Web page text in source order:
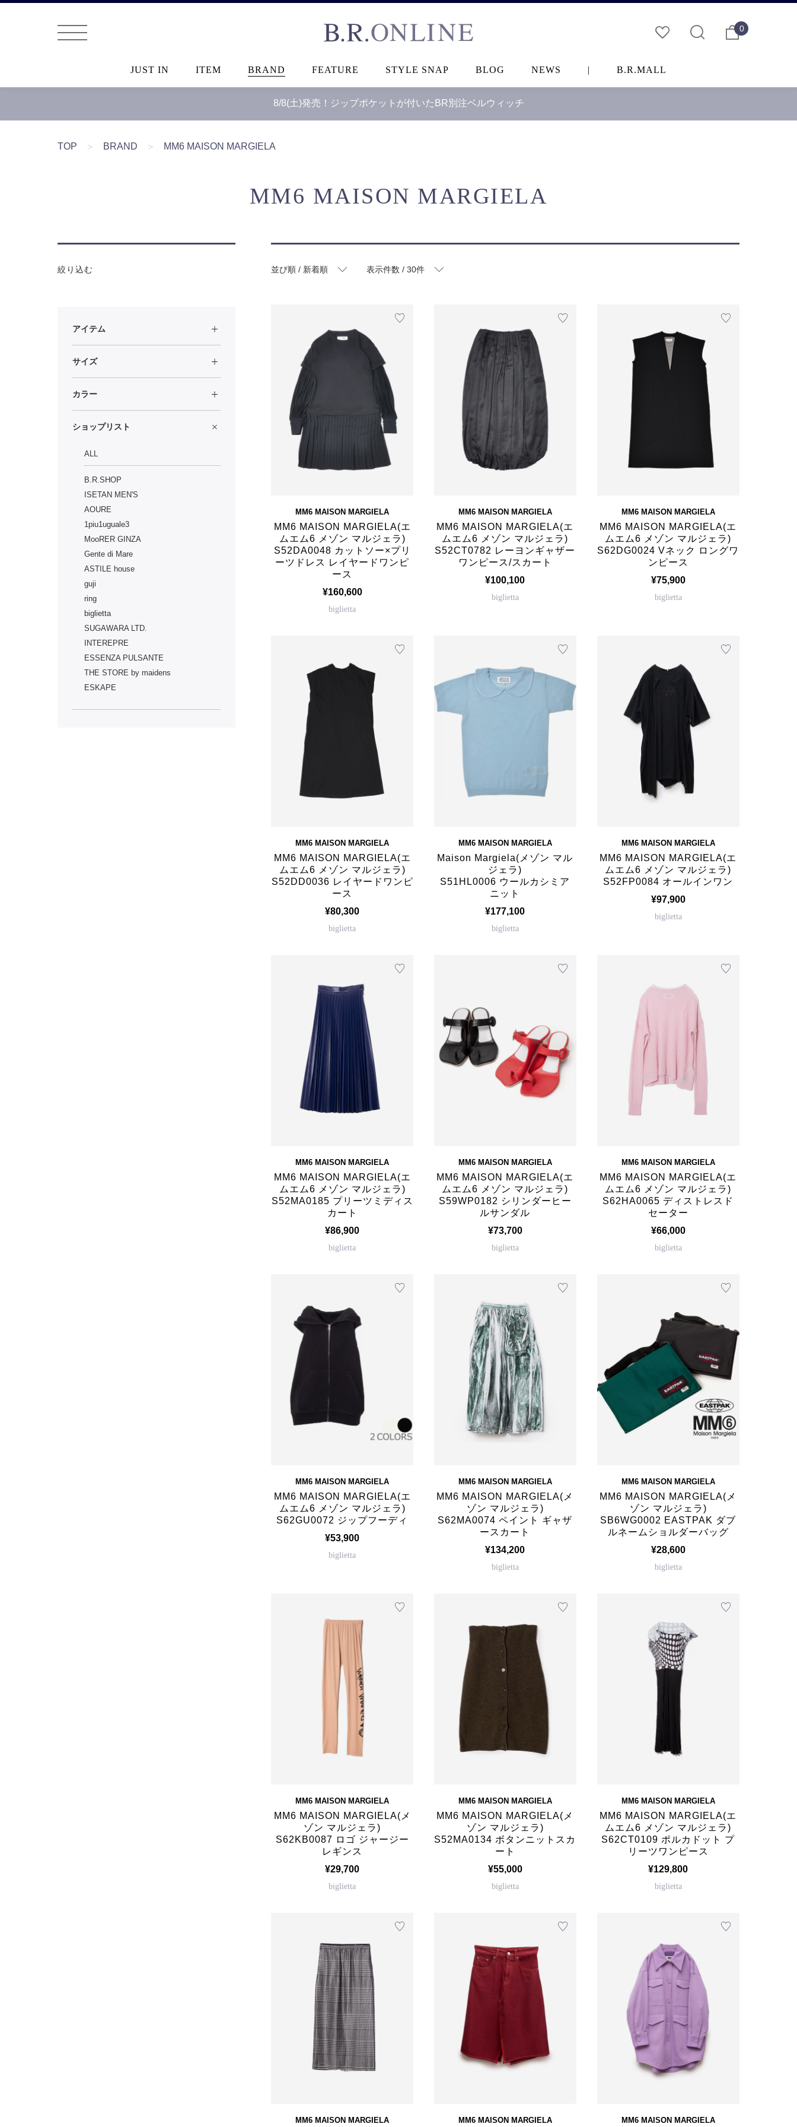
0
JUST IN ITEM BRAND FEATURE STYLE SNAP BLOG NEWS | B.R.MALL
8/8(土)発売！ジップポケットが付いたBR別注ベルウィッチ
TOP ＞ BRAND ＞ MM6 MAISON MARGIELA
MM6 MAISON MARGIELA
絞り込む
アイテム
サイズ
カラー
ショップリスト
ALL
B.R.SHOP
ISETAN MEN'S
AOURE
1piu1uguale3
MooRER GINZA
Gente di Mare
ASTILE house
guji
ring
biglietta
SUGAWARA LTD.
INTEREPRE
ESSENZA PULSANTE
THE STORE by maidens
ESKAPE
並び順 / 新着順 表示件数 / 30件
MM6 MAISON MARGIELA
MM6 MAISON MARGIELA(エ
ムエム6 メゾン マルジェラ)
S52DA0048 カットソー×プリ
ーツドレス レイヤードワンピ
ース
¥160,600
biglietta
MM6 MAISON MARGIELA
MM6 MAISON MARGIELA(エ
ムエム6 メゾン マルジェラ)
S52CT0782 レーヨンギャザー
ワンピース/スカート
¥100,100
biglietta
MM6 MAISON MARGIELA
MM6 MAISON MARGIELA(エ
ムエム6 メゾン マルジェラ)
S62DG0024 Vネック ロングワ
ンピース
¥75,900
biglietta
MM6 MAISON MARGIELA
MM6 MAISON MARGIELA(エ
ムエム6 メゾン マルジェラ)
S52DD0036 レイヤードワンピ
ース
¥80,300
biglietta
MM6 MAISON MARGIELA
Maison Margiela(メゾン マル
ジェラ)
S51HL0006 ウールカシミア
ニット
¥177,100
biglietta
MM6 MAISON MARGIELA
MM6 MAISON MARGIELA(エ
ムエム6 メゾン マルジェラ)
S52FP0084 オールインワン
¥97,900
biglietta
MM6 MAISON MARGIELA
MM6 MAISON MARGIELA(エ
ムエム6 メゾン マルジェラ)
S52MA0185 プリーツミディス
カート
¥86,900
biglietta
MM6 MAISON MARGIELA
MM6 MAISON MARGIELA(エ
ムエム6 メゾン マルジェラ)
S59WP0182 シリンダーヒー
ルサンダル
¥73,700
biglietta
MM6 MAISON MARGIELA
MM6 MAISON MARGIELA(エ
ムエム6 メゾン マルジェラ)
S62HA0065 ディストレスド
セーター
¥66,000
biglietta
MM6 MAISON MARGIELA
MM6 MAISON MARGIELA(エ
ムエム6 メゾン マルジェラ)
S62GU0072 ジップフーディ
¥53,900
biglietta
MM6 MAISON MARGIELA
MM6 MAISON MARGIELA(メ
ゾン マルジェラ)
S62MA0074 ペイント ギャザ
ースカート
¥134,200
biglietta
MM6 MAISON MARGIELA
MM6 MAISON MARGIELA(メ
ゾン マルジェラ)
SB6WG0002 EASTPAK ダブ
ルネームショルダーバッグ
¥28,600
biglietta
MM6 MAISON MARGIELA
MM6 MAISON MARGIELA(メ
ゾン マルジェラ)
S62KB0087 ロゴ ジャージー
レギンス
¥29,700
biglietta
MM6 MAISON MARGIELA
MM6 MAISON MARGIELA(メ
ゾン マルジェラ)
S52MA0134 ボタンニットスカ
ート
¥55,000
biglietta
MM6 MAISON MARGIELA
MM6 MAISON MARGIELA(エ
ムエム6 メゾン マルジェラ)
S62CT0109 ポルカドット プ
リーツワンピース
¥129,800
biglietta
MM6 MAISON MARGIELA MM6 MAISON MARGIELA MM6 MAISON MARGIELA